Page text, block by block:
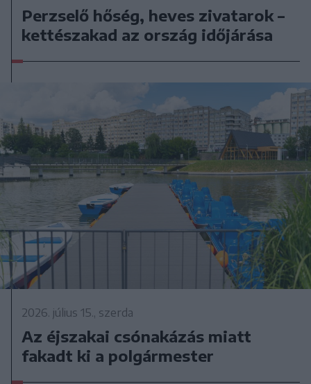
Perzselő hőség, heves zivatarok –
kettészakad az ország időjárása
2026. július 15., szerda
Az éjszakai csónakázás miatt
fakadt ki a polgármester